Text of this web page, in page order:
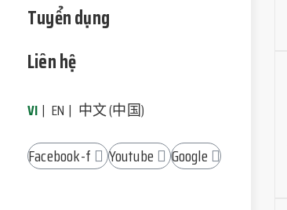
Tuyển dụng
Liên hệ
VI EN 中文 (中国)
Facebook-f Youtube Google